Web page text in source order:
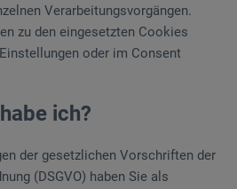
Verarbeitungsvorgängen.
zu den eingesetzten Cookies
oder im Consent
ich?
der gesetzlichen Vorschriften der
(DSGVO) haben Sie als